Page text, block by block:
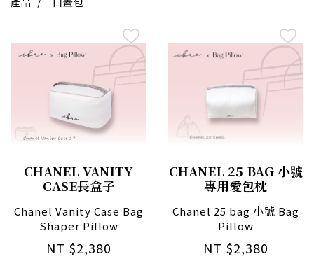
CHANEL VANITY
CASE長盒子
Chanel Vanity Case Bag
Shaper Pillow
NT $2,380
CHANEL 25 BAG 小號
專用愛包枕
Chanel 25 bag 小號 Bag
Pillow
NT $2,380